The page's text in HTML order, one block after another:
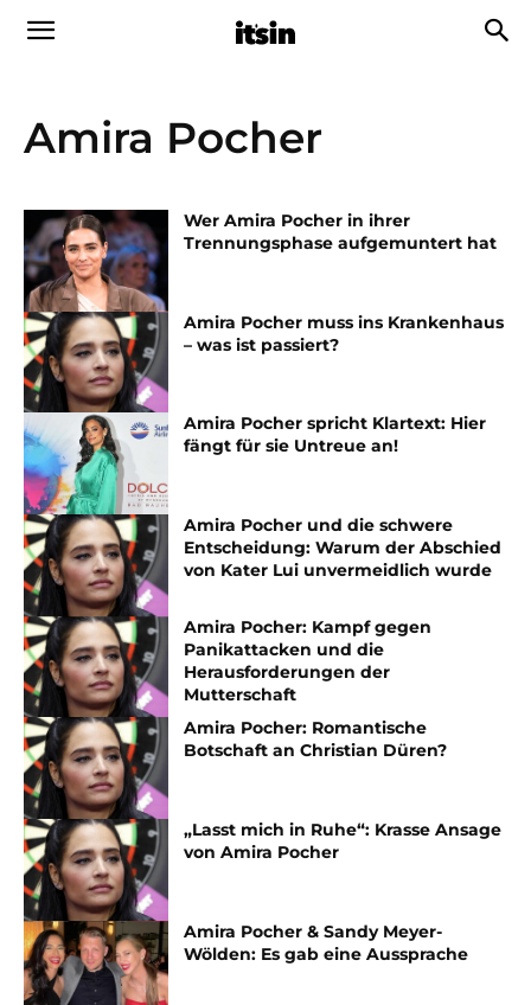
Amira Pocher
Wer Amira Pocher in ihrer
Trennungsphase aufgemuntert hat
Amira Pocher muss ins Krankenhaus
– was ist passiert?
Amira Pocher spricht Klartext: Hier
fängt für sie Untreue an!
Amira Pocher und die schwere
Entscheidung: Warum der Abschied
von Kater Lui unvermeidlich wurde
Amira Pocher: Kampf gegen
Panikattacken und die
Herausforderungen der
Mutterschaft
Amira Pocher: Romantische
Botschaft an Christian Düren?
„Lasst mich in Ruhe“: Krasse Ansage
von Amira Pocher
Amira Pocher & Sandy Meyer-
Wölden: Es gab eine Aussprache